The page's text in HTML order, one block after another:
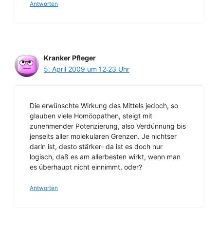
Antworten
Kranker Pfleger
5. April 2009 um 12:23 Uhr
Die erwünschte Wirkung des Mittels jedoch, so
glauben viele Homöopathen, steigt mit
zunehmender Potenzierung, also Verdünnung bis
jenseits aller molekularen Grenzen. Je nichtser
darin ist, desto stärker- da ist es doch nur
logisch, daß es am allerbesten wirkt, wenn man
es überhaupt nicht einnimmt, oder?
Antworten